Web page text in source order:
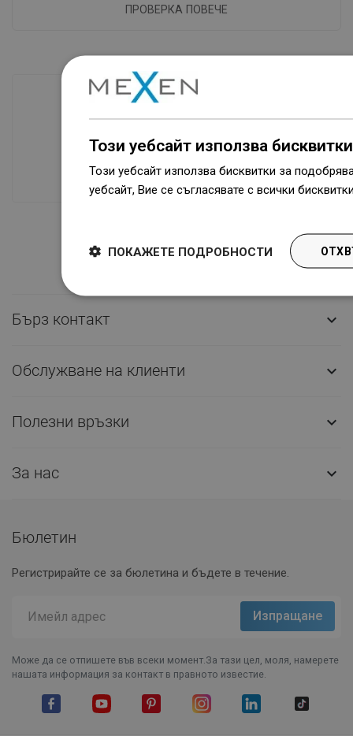
ПРОВЕРКА ПОВЕЧЕ
Нашите продукти ви чакат в модерен
склад.Винаги готов за изпращане!
Бърз контакт 
Обслужване на клиенти 
Полезни връзки 
За нас 
Бюлетин
Регистрирайте се за бюлетина и бъдете в течение.
Може да се отпишете във всеки момент.За тази цел, моля, намерете
нашата информация за контакт в правното известие.
Този уебсайт използва бисквитки
Този уебсайт използва бисквитки за
уебсайт, Вие се съгласявате с всички
ПОКАЖЕТЕ ПОДРОБНОСТИ